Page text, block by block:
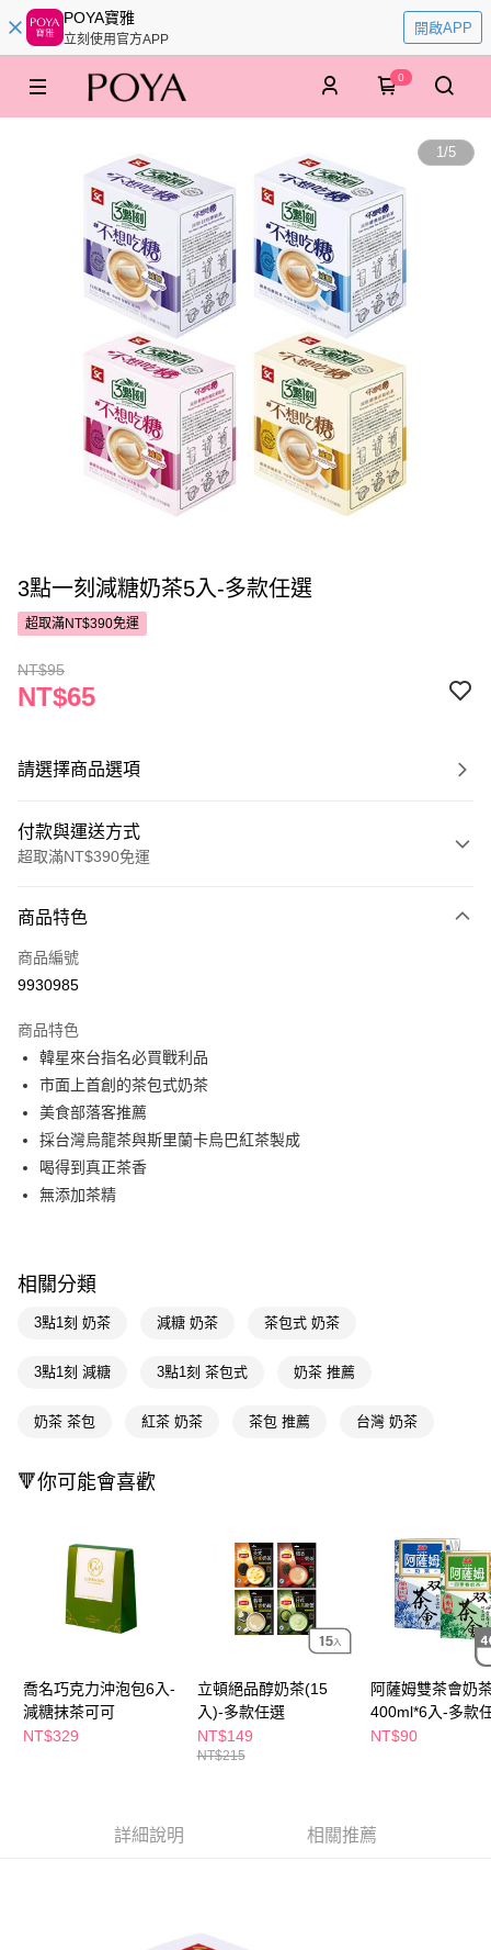
POYA寶雅
立刻使用官方APP
開啟APP
0
1/5
3點一刻減糖奶茶5入-多款任選
超取滿NT$390免運
NT$95
NT$65
請選擇商品選項
付款與運送方式
超取滿NT$390免運
POYA支付
信用卡一次付款
LINE Pay
Apple Pay
街口支付
悠遊付
相關說明
AFTEE先享後付是「在收到商品之後才付款」的支付方式。 讓您購物簡單
１．簡單：不需註冊會員、不需綁卡、不需儲值。
結帳頁面，進行簡訊認證並確認金額後，即可完成結帳。
ATM／網路銀行／等多元方式進行付款，方視為交易完成。
※ 請注意：結帳手續完成當下不需立刻繳費，但若您需要取消訂單，請聯絡
購買商品的店家。未經商家同意取消之訂單仍視為有效，需透過AFTEE先享
後付繳納相關費用。
※ 交易是否成功請以「AFTEE先享後付 」之結帳頁面顯示為準，若有關於
是否繳費成功／繳費後需取消欲退款等相關疑問，請聯繫「AFTEE先享後付
【注意事項】
１．透過由恩沛科技股份有限公司提供之「AFTEE先享後付」服務完成之交
易，需依本服務之必要範圍內提供個人資料，並將交易相關給付款項請求債
權轉讓予恩沛科技股份有限公司。
「AFTEE先享後付」，若未經同意申辦者引起之損失，本公司不負相關責
即享券
運送方式
全家取貨付款
付款後全家取貨
萊爾富取貨付款
每筆NT$65，滿NT$490(含以上)免運費
付款後萊爾富取貨
7-11取貨付款
每筆NT$65，滿NT$490(含以上)免運費
商品特色
商品編號
9930985
商品特色
韓星來台指名必買戰利品
市面上首創的茶包式奶茶
美食部落客推薦
採台灣烏龍茶與斯里蘭卡烏巴紅茶製成
喝得到真正茶香
無添加茶精
相關分類
3點1刻 奶茶 減糖 奶茶 茶包式 奶茶
3點1刻 減糖 3點1刻 茶包式 奶茶 推薦
奶茶 茶包 紅茶 奶茶 茶包 推薦 台灣 奶茶
🔻你可能會喜歡
喬名巧克力沖泡包6入-
減糖抹茶可可
NT$329
立頓絕品醇奶茶(15
入)-多款任選
NT$149
NT$215
阿薩姆雙茶會奶
400ml*6入-多款
NT$90
詳細說明 相關推薦